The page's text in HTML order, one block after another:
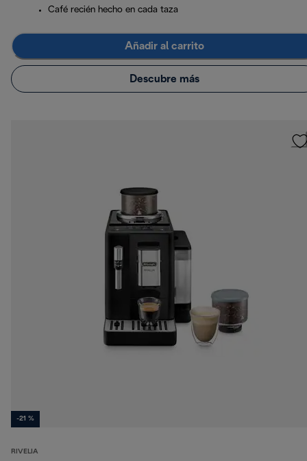
Café recién hecho en cada taza
Añadir al carrito
Descubre más
-21 %
RIVELIA